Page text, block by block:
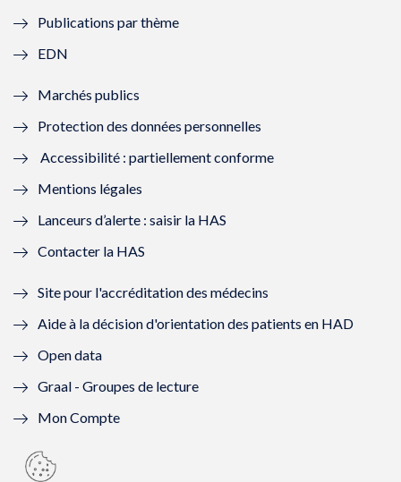
f
n
ê
t
r
e
)
e
n
ê
r
)
ê
t
e
ê
)
Publications par thème
EDN
Marchés publics
Protection des données personnelles
Accessibilité : partiellement conforme
Mentions légales
Lanceurs d’alerte : saisir la HAS
Contacter la HAS
Site pour l'accréditation des médecins
Aide à la décision d'orientation des patients en HAD
Open data
Graal - Groupes de lecture
Mon Compte